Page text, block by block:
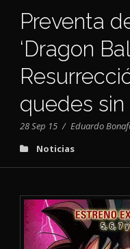
Preventa
‘Dragon
quedes
28 Sep 15 / Eduardo
Noticias